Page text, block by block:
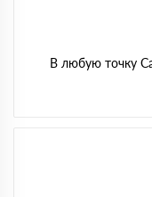
В любую точку